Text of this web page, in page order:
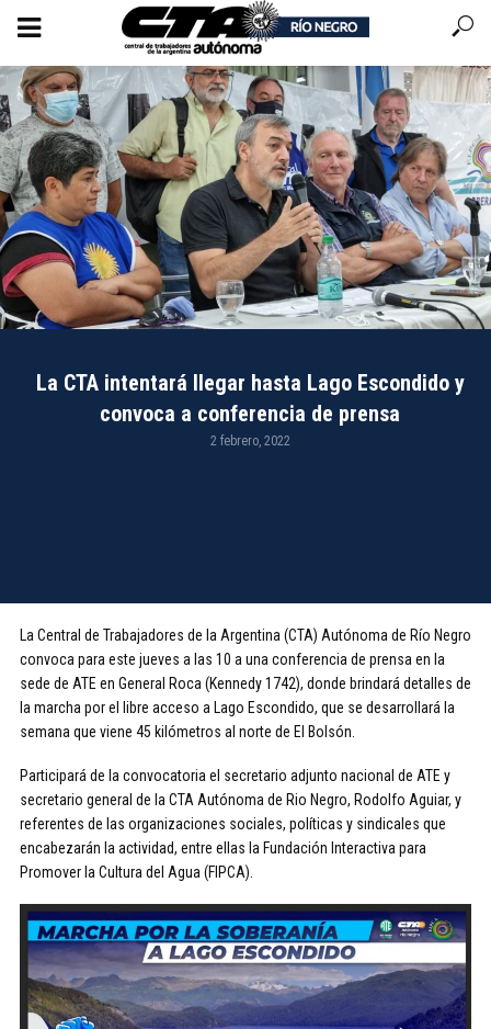
La CTA intentará llegar hasta Lago Escondido y
convoca a conferencia de prensa
2 febrero, 2022
La Central de Trabajadores de la Argentina (CTA) Autónoma de Río Negro
convoca para este jueves a las 10 a una conferencia de prensa en la
sede de ATE en General Roca (Kennedy 1742), donde brindará detalles de
la marcha por el libre acceso a Lago Escondido, que se desarrollará la
semana que viene 45 kilómetros al norte de El Bolsón.
Participará de la convocatoria el secretario adjunto nacional de ATE y
secretario general de la CTA Autónoma de Rio Negro, Rodolfo Aguiar, y
referentes de las organizaciones sociales, políticas y sindicales que
encabezarán la actividad, entre ellas la Fundación Interactiva para
Promover la Cultura del Agua (FIPCA).